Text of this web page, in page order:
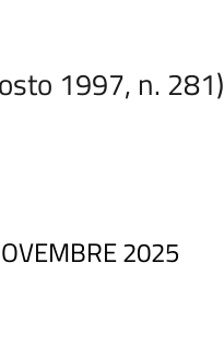
1997, n. 281)
2025